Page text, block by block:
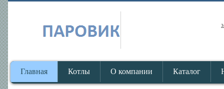
Главная Котлы О компании Каталог